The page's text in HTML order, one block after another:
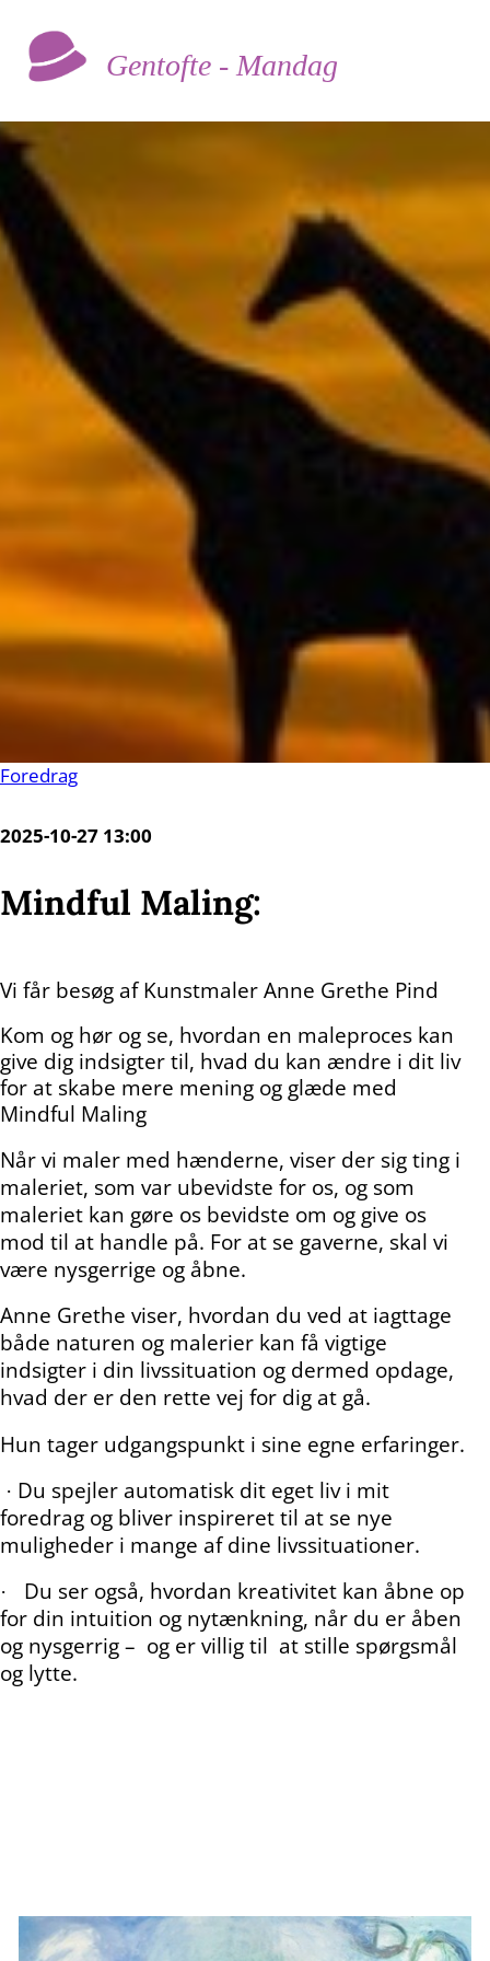
Gentofte - Mandag
Foredrag
2025-10-27 13:00
Mindful Maling:
Vi får besøg af Kunstmaler Anne Grethe Pind
Kom og hør og se, hvordan en maleproces kan
give dig indsigter til, hvad du kan ændre i dit liv
for at skabe mere mening og glæde med
Mindful Maling
Når vi maler med hænderne, viser der sig ting i
maleriet, som var ubevidste for os, og som
maleriet kan gøre os bevidste om og give os
mod til at handle på. For at se gaverne, skal vi
være nysgerrige og åbne.
Anne Grethe viser, hvordan du ved at iagttage
både naturen og malerier kan få vigtige
indsigter i din livssituation og dermed opdage,
hvad der er den rette vej for dig at gå.
Hun tager udgangspunkt i sine egne erfaringer.
· Du spejler automatisk dit eget liv i mit
foredrag og bliver inspireret til at se nye
muligheder i mange af dine livssituationer.
·
Du ser også, hvordan kreativitet kan åbne op
for din intuition og nytænkning, når du er åben
og nysgerrig – og er villig til at stille spørgsmål
og lytte.